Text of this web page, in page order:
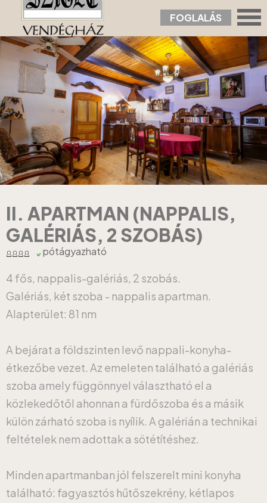
FOGLALÁS
Nyitólap › Apartmanok › II. Apartman (nappalis, galériás, 2 szobás)
II. APARTMAN (NAPPALIS,
GALÉRIÁS, 2 SZOBÁS)
pótágyazható
4 fős, nappalis-galériás, 2 szobás.
Galériás, két szoba - nappalis apartman.
Alapterület: 81 nm
A bejárat a földszinten levő nappali-konyha-
étkezőbe vezet. Az emeleten található a galériás
szoba amely függönnyel választható el a
közlekedőtől ahonnan a fürdőszoba és a másik
külön zárható szoba is nyílik. A galérián a technikai
feltételek nem adottak a sötétítéshez.
Minden apartmanban jól felszerelt mini konyha
található: fagyasztós hűtőszekrény, kétlapos